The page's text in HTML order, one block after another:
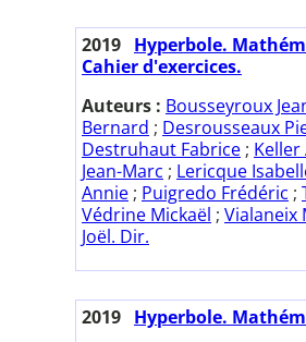
2019 Hyperbole.
Cahier d'exercices.
Auteurs : Bousseyroux
Bernard ; Desrousseaux
Destruhaut Fabrice ; Keller
Jean-Marc ; Lericque
Annie ; Puigredo Frédéric ;
Védrine Mickaël ; Vialaneix
Joël. Dir.
2019 Hyperbole.